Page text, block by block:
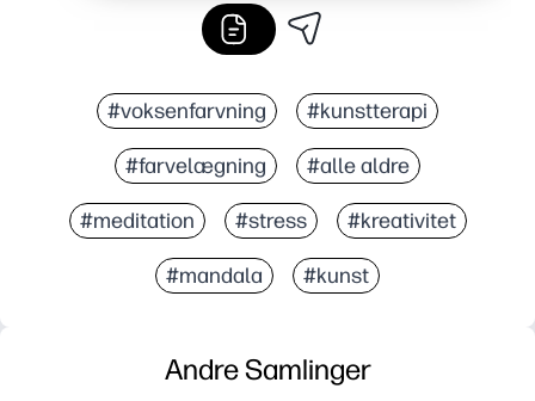
#voksenfarvning #kunstterapi
#farvelægning #alle aldre
#meditation #stress #kreativitet
#mandala #kunst
Andre Samlinger